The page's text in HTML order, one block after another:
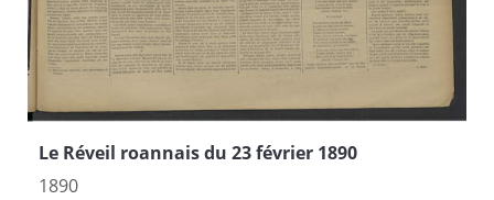
Le Réveil roannais du 23 février 1890
1890